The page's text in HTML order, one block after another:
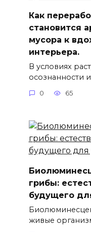
Как
становится
мусора к
интерьера.
В условиях
осознанности
0 65
грибы:
будущего
живые